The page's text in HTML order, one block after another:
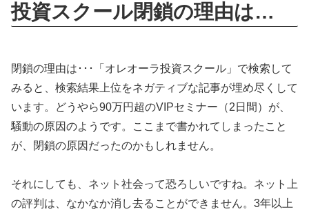
投資スクール閉鎖の理由は…
閉鎖の理由は･･･「オレオーラ投資スクール」で検索して
みると、検索結果上位をネガティブな記事が埋め尽くして
います。どうやら90万円超のVIPセミナー（2日間）が、
騒動の原因のようです。ここまで書かれてしまったこと
が、閉鎖の原因だったのかもしれません。
それにしても、ネット社会って恐ろしいですね。ネット上
の評判は、なかなか消し去ることができません。3年以上